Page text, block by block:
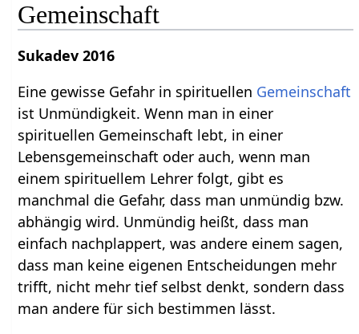
Gemeinschaft
Sukadev 2016
Eine gewisse Gefahr in spirituellen Gemeinschaft
ist Unmündigkeit. Wenn man in einer
spirituellen Gemeinschaft lebt, in einer
Lebensgemeinschaft oder auch, wenn man
einem spirituellem Lehrer folgt, gibt es
manchmal die Gefahr, dass man unmündig bzw.
abhängig wird. Unmündig heißt, dass man
einfach nachplappert, was andere einem sagen,
dass man keine eigenen Entscheidungen mehr
trifft, nicht mehr tief selbst denkt, sondern dass
man andere für sich bestimmen lässt.